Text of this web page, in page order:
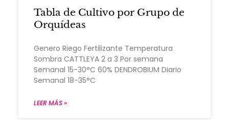
Tabla de Cultivo por Grupo de
Orquídeas
Genero Riego Fertilizante Temperatura
Sombra CATTLEYA 2 a 3 Por semana
Semanal 15-30°C 60% DENDROBIUM Diario
Semanal 18-35°C
LEER MÁS »